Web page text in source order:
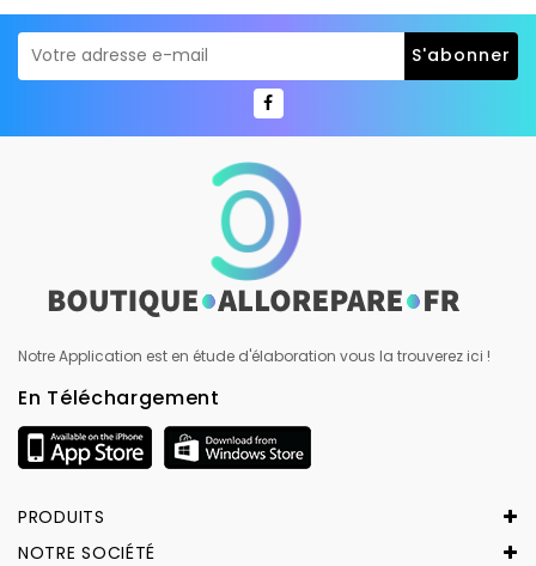
Notre Application est en étude d'élaboration vous la trouverez ici !
En Téléchargement
PRODUITS
NOTRE SOCIÉTÉ